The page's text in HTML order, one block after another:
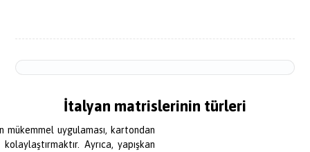
İtalyan matrislerinin türleri
mükemmel uygulaması, kartondan
Ayrıca, yapışkan